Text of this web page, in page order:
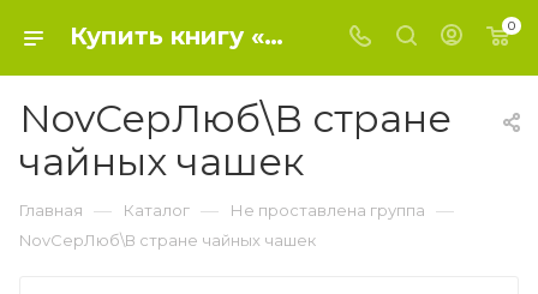
Купить книгу «NovСерЛюб\В стране чайных чашек» 2023, Камали М. - Не проставлена группа 0
NovСерЛюб\В стране
чайных чашек
Главная — Каталог — Не проставлена группа —
NovСерЛюб\В стране чайных чашек